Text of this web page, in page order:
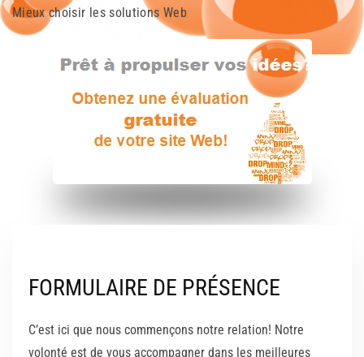
Mieux choisir les solutions Web
FORMULAIRE DE PRÉSENCE
C’est ici que nous commençons notre relation! Notre
volonté est de vous accompagner dans les meilleures